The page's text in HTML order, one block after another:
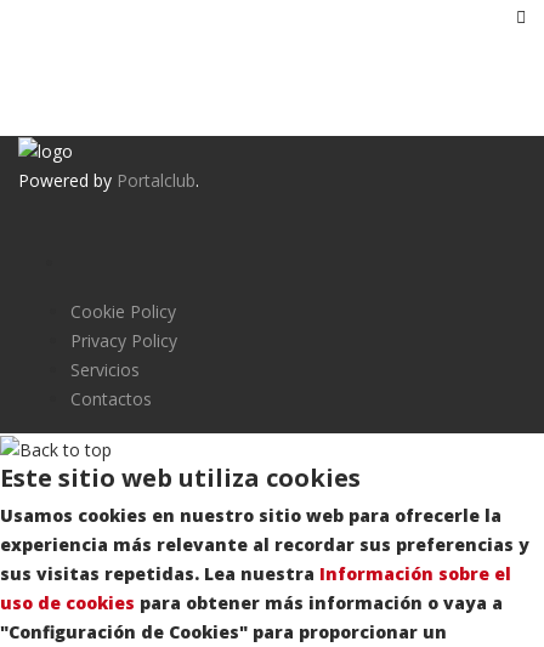
Powered by Portalclub.
Cookie Policy
Privacy Policy
Servicios
Contactos
Este sitio web utiliza cookies
Usamos cookies en nuestro sitio web para ofrecerle la
experiencia más relevante al recordar sus preferencias y
sus visitas repetidas. Lea nuestra Información sobre el
uso de cookies para obtener más información o vaya a
"Configuración de Cookies" para proporcionar un